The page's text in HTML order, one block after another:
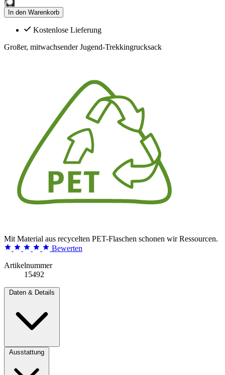
In den Warenkorb
Kostenlose Lieferung
Großer, mitwachsender Jugend-Trekkingrucksack
Mit Material aus recycelten PET-Flaschen schonen wir Ressourcen.
Bewerten
Artikelnummer
15492
Daten & Details
Ausstattung